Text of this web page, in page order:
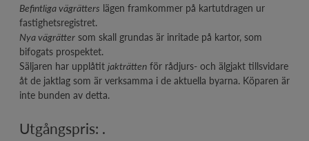
Befintliga vägrätters lägen framkommer på kartutdragen ur
fastighetsregistret.
Nya vägrätter som skall grundas är inritade på kartor, som
bifogats prospektet.
Säljaren har upplåtit jakträtten för rådjurs- och älgjakt tillsvidare
åt de jaktlag som är verksamma i de aktuella byarna. Köparen är
inte bunden av detta.
Utgångspris: .